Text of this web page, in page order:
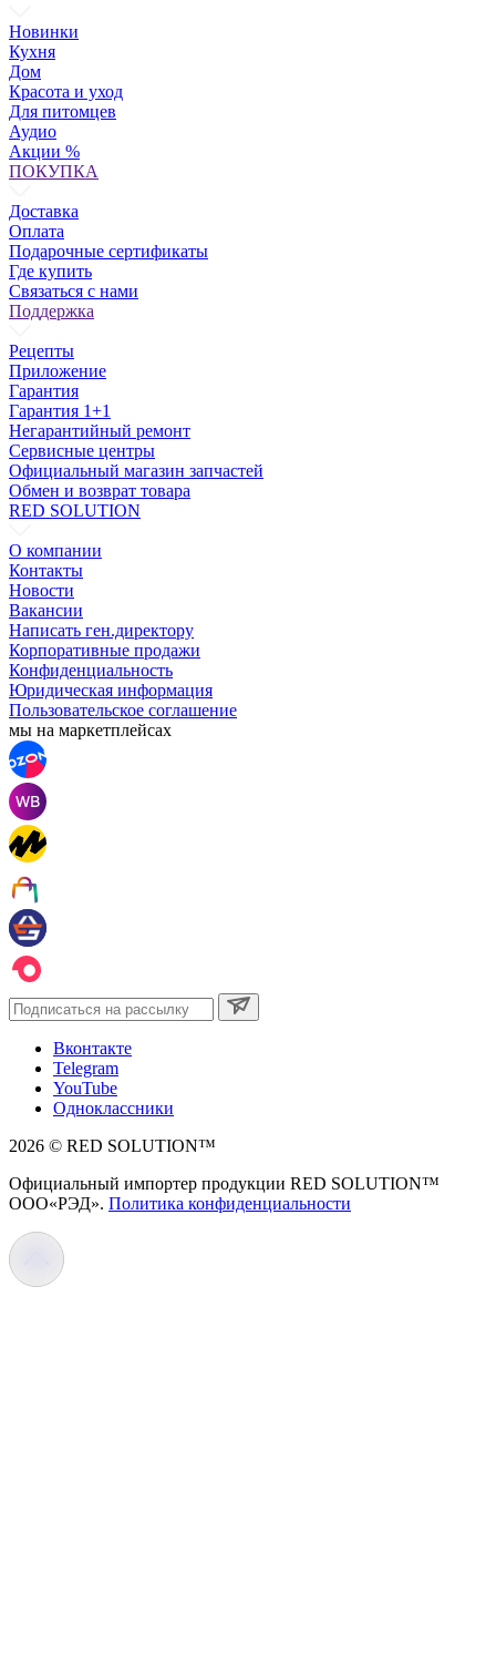
Новинки
Кухня
Дом
Красота и уход
Для питомцев
Аудио
Акции %
ПОКУПКА
Доставка
Оплата
Подарочные сертификаты
Где купить
Связаться с нами
Поддержка
Рецепты
Приложение
Гарантия
Гарантия 1+1
Негарантийный ремонт
Сервисные центры
Официальный магазин запчастей
Обмен и возврат товара
RED SOLUTION
О компании
Контакты
Новости
Вакансии
Написать ген.директору
Корпоративные продажи
Конфиденциальность
Юридическая информация
Пользовательское соглашение
мы на маркетплейсах
Вконтакте
Telegram
YouTube
Одноклассники
2026 © RED SOLUTION™
Официальный импортер продукции RED SOLUTION™
OOO«РЭД». Политика конфиденциальности